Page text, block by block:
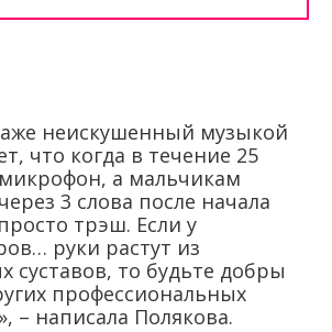
неискушенный музыкой
что когда в течение 25
а мальчикам
3 слова после начала
трэш. Если у
руки растут из
суставов, то будьте добры
профессиональных
– написала Полякова.